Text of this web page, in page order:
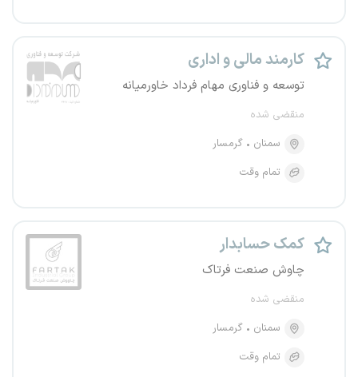
کارمند مالی و اداری
توسعه و فناوری مهام فرداد خاورمیانه
منقضی شده
سمنان
گرمسار
تمام وقت
کمک حسابدار
چاوش صنعت فرتاک
منقضی شده
سمنان
گرمسار
تمام وقت